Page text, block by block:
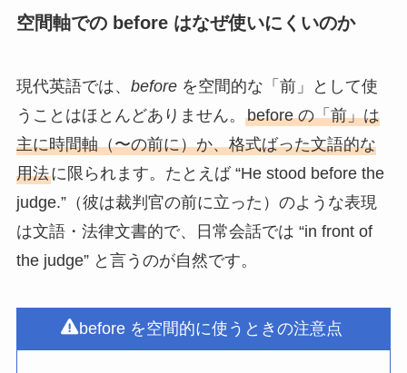
空間軸での before はなぜ使いにくいのか
現代英語では、 beforeを空間的な「前」として使
うことはほとんどありません。 before の「前」は
主に時間軸（〜の前に）か、格式ばった文語的な
用法に限られます。たとえば “He stood before the
judge.”（彼は裁判官の前に立った）のような表現
は文語・法律文書的で、日常会話では “in front of
the judge” と言うのが自然です。
before を空間的に使うときの注意点